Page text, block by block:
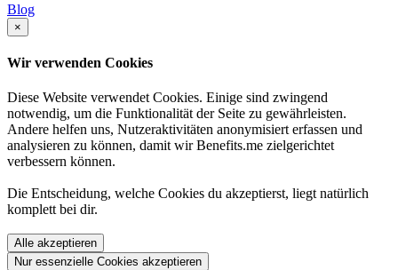
Blog
×
Wir verwenden Cookies
Diese Website verwendet Cookies. Einige sind zwingend
notwendig, um die Funktionalität der Seite zu gewährleisten.
Andere helfen uns, Nutzeraktivitäten anonymisiert erfassen und
analysieren zu können, damit wir Benefits.me zielgerichtet
verbessern können.
Die Entscheidung, welche Cookies du akzeptierst, liegt natürlich
komplett bei dir.
Alle akzeptieren
Nur essenzielle Cookies akzeptieren